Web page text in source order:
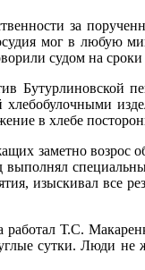
за
мог в любую
судом на
в хлебе
заметно
выполнял
изыскивал все
Т.С.
сутки. Люди